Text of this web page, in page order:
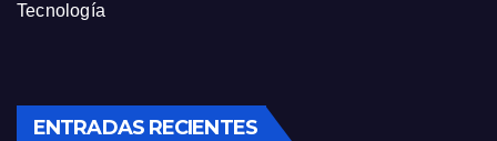
Tecnología
ENTRADAS RECIENTES